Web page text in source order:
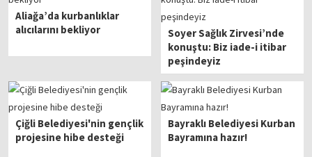
Aliağa’da kurbanlıklar
alıcılarını bekliyor
Soyer Sağlık Zirvesi’nde
konuştu: Biz iade-i itibar
peşindeyiz
Çiğli Belediyesi'nin gençlik
projesine hibe desteği
Bayraklı Belediyesi Kurban
Bayramına hazır!